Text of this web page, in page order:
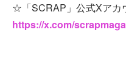
☆「SCRAP」公式Xアカ
https://x.com/